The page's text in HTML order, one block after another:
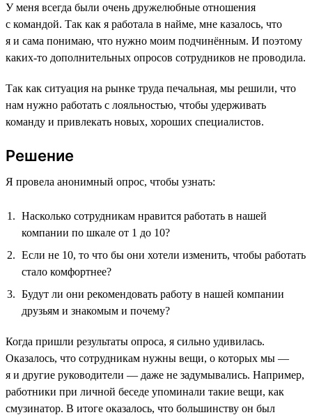
У меня всегда были очень дружелюбные отношения
с командой. Так как я работала в найме, мне казалось, что
я и сама понимаю, что нужно моим подчинённым. И поэтому
каких-то дополнительных опросов сотрудников не проводила.
Так как ситуация на рынке труда печальная, мы решили, что
нам нужно работать с лояльностью, чтобы удерживать
команду и привлекать новых, хороших специалистов.
Решение
Я провела анонимный опрос, чтобы узнать:
Насколько сотрудникам нравится работать в нашей
компании по шкале от 1 до 10?
Если не 10, то что бы они хотели изменить, чтобы работать
стало комфортнее?
Будут ли они рекомендовать работу в нашей компании
друзьям и знакомым и почему?
Когда пришли результаты опроса, я сильно удивилась.
Оказалось, что сотрудникам нужны вещи, о которых мы —
я и другие руководители — даже не задумывались. Например,
работники при личной беседе упоминали такие вещи, как
смузинатор. В итоге оказалось, что большинству он был